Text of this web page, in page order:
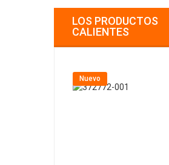
LOS PRODUCTOS
CALIENTES
Nuevo